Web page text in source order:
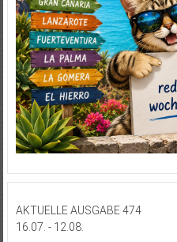
AKTUELLE AUSGABE 474
16.07. - 12.08.